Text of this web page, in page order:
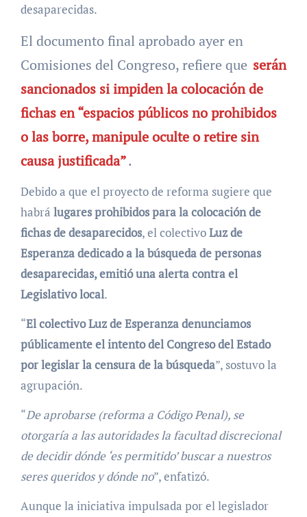
desaparecidas.
El documento final aprobado ayer en
Comisiones del Congreso, refiere que serán
sancionados si impiden la colocación de
fichas en “espacios públicos no prohibidos
o las borre, manipule oculte o retire sin
causa justificada”.
Debido a que el proyecto de reforma sugiere que
habrá lugares prohibidos para la colocación de
fichas de desaparecidos, el colectivoLuz de
Esperanza dedicado a la búsqueda de personas
desaparecidas, emitió una alerta contra el
Legislativo local.
“El colectivo Luz de Esperanza denunciamos
públicamente el intento del Congreso del Estado
por legislar la censura de la búsqueda”, sostuvo la
agrupación.
“De aprobarse (reforma a Código Penal), se
otorgaría a las autoridades la facultad discrecional
de decidir dónde ‘es permitido’ buscar a nuestros
seres queridos y dónde no”, enfatizó.
Aunque la iniciativa impulsada por el legislador